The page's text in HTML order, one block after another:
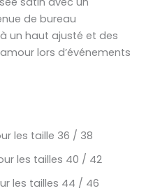
de bureau
un haut ajusté et des
lors d’événements
les taille 36 / 38
les tailles 40 / 42
les tailles 44 / 46